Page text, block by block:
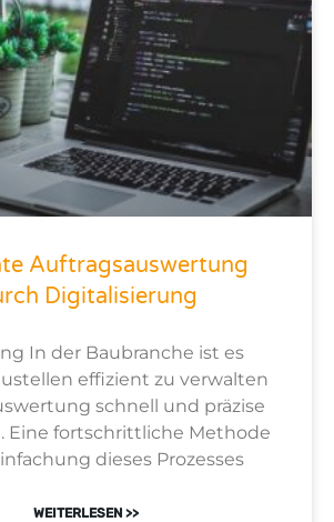
Auftragsauswertung
Digitalisierung
In der Baubranche ist es
effizient zu verwalten
schnell und präzise
Eine fortschrittliche Methode
dieses Prozesses
WEITERLESEN >>